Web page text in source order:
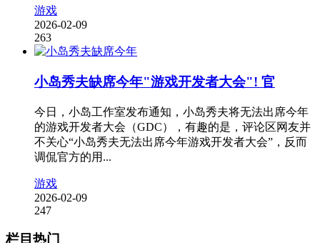
游戏
2026-02-09
263
小岛秀夫缺席今年"游戏开发者大会"! 官
今日，小岛工作室发布通知，小岛秀夫将无法出席今年
的游戏开发者大会（GDC），有趣的是，评论区网友并
不关心“小岛秀夫无法出席今年游戏开发者大会”，反而
调侃官方的用...
游戏
2026-02-09
247
栏目热门